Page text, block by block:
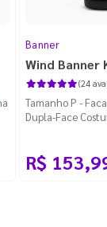
Banner
Wind
(24
Tamanho P -
Dupla-Face
R$